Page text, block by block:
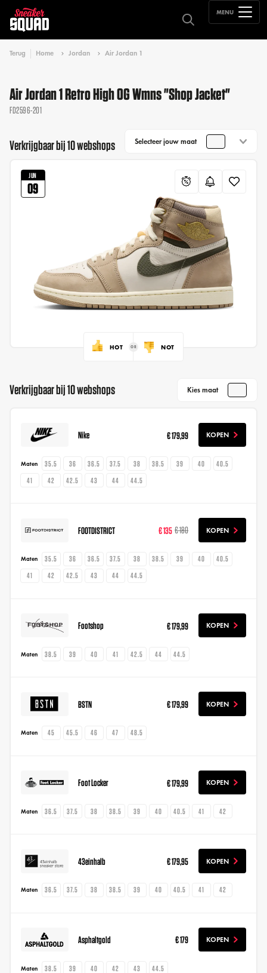
MENU
Terug Home Jordan Air Jordan 1
Air Jordan 1 Retro High OG Wmns "Shop Jacket"
FD2596-201
Verkrijgbaar bij 10 webshops Selecteer jouw maat
JUN
09
HOT NOT
Verkrijgbaar bij 10 webshops Kies maat
Nike € 179,99 KOPEN
Maten 35.5 36 36.5 37.5 38 38.5 39 40
40.5
41
42 42.5 43 44 44.5
FOOTDISTRICT € 135 € 180 KOPEN
Maten 35.5 36 36.5 37.5 38 38.5 39 40
40.5
41
42 42.5 43 44 44.5
Footshop € 179,99 KOPEN
Maten 38.5 39 40 41 42.5 44 44.5
BSTN € 179,99 KOPEN
Maten 45 45.5 46 47 48.5
Foot Locker € 179,99 KOPEN
Maten 36.5 37.5 38 38.5 39 40 40.5 41 42
43einhalb € 179,95 KOPEN
Maten 36.5 37.5 38 38.5 39 40 40.5 41 42
Asphaltgold € 179 KOPEN
Maten 38.5 39 40 42 43 44.5